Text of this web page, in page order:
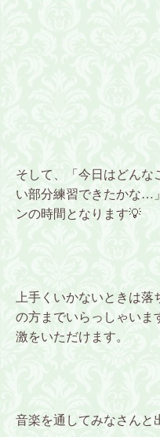
そして、「今日はどんな
い部分練習できたかな…
ンの時間となります💡
上手くいかないときは
の方までいらっしゃいま
激をいただけます。
音楽を通してみなさんと